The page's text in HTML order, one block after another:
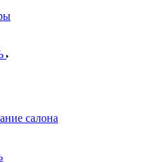
салона